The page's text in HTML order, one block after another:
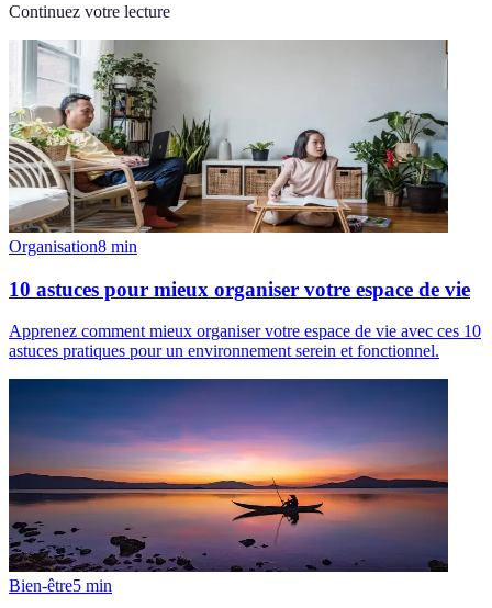
Continuez votre lecture
Organisation8 min
10 astuces pour mieux organiser votre espace de vie
Apprenez comment mieux organiser votre espace de vie avec ces 10
astuces pratiques pour un environnement serein et fonctionnel.
Bien-être5 min